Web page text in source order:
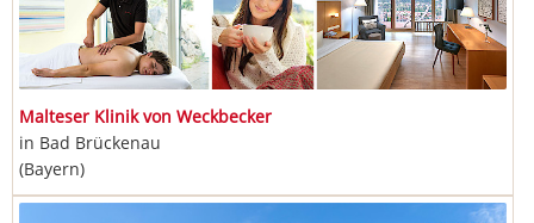
Malteser Klinik von Weckbecker
in Bad Brückenau
(Bayern)